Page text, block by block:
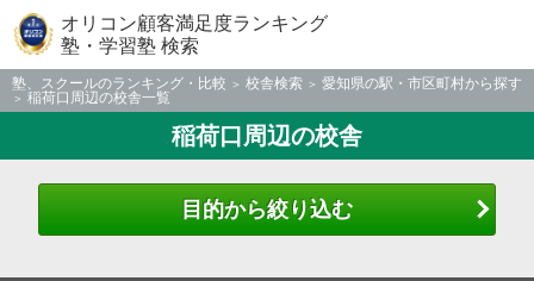
オリコン顧客満足度ランキング
塾・学習塾 検索
塾、スクールのランキング・比較 校舎検索
愛知県の駅・市区町村から探す
稲荷口周辺の校舎一覧
稲荷口周辺の校舎
目的から絞り込む